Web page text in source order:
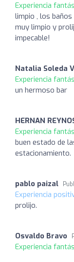
Experiencia
limpio , los
muy limpio y
impecable!
Natalia Soleda
Experiencia
un hermoso bar
HERNAN
Experiencia
buen estado de
estacionamiento.
pablo paizal
Experiencia
prolijo.
Osvaldo Bravo
Experiencia